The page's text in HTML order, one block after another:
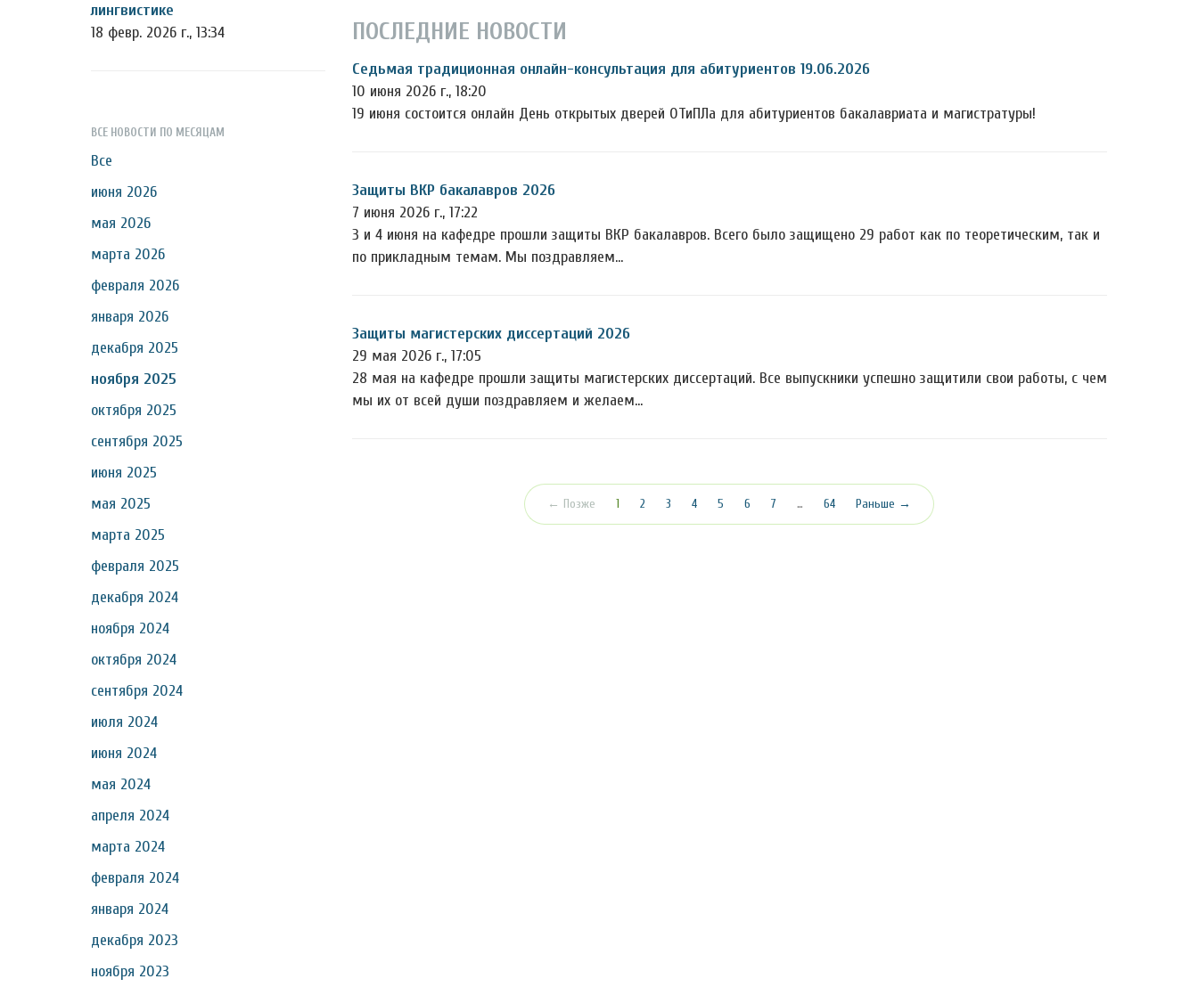
лингвистике
18 февр. 2026 г., 13:34
ВСЕ НОВОСТИ ПО МЕСЯЦАМ
Все
июня 2026
мая 2026
марта 2026
февраля 2026
января 2026
декабря 2025
ноября 2025
октября 2025
сентября 2025
июня 2025
мая 2025
марта 2025
февраля 2025
декабря 2024
ноября 2024
октября 2024
сентября 2024
июля 2024
июня 2024
мая 2024
апреля 2024
марта 2024
февраля 2024
января 2024
декабря 2023
ноября 2023
ПОСЛЕДНИЕ НОВОСТИ
Седьмая традиционная онлайн-консультация для абитуриентов 19.06.2026
10 июня 2026 г., 18:20
19 июня состоится онлайн День открытых дверей ОТиПЛа для абитуриентов бакалавриата и магистратуры!
Защиты ВКР бакалавров 2026
7 июня 2026 г., 17:22
3 и 4 июня на кафедре прошли защиты ВКР бакалавров. Всего было защищено 29 работ как по теоретическим, так и
по прикладным темам. Мы поздравляем…
Защиты магистерских диссертаций 2026
29 мая 2026 г., 17:05
28 мая на кафедре прошли защиты магистерских диссертаций. Все выпускники успешно защитили свои работы, с чем
мы их от всей души поздравляем и желаем…
← Позже 1 (текущая)
2 3 4 5 6 7 … 64 Раньше →